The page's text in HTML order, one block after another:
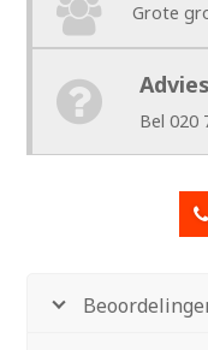
Grote
Bel 020